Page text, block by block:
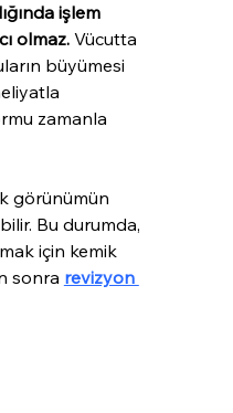
işlem
olmaz. Vücutta
büyümesi
zamanla
görünümün
Bu durumda,
için kemik
sonra revizyon